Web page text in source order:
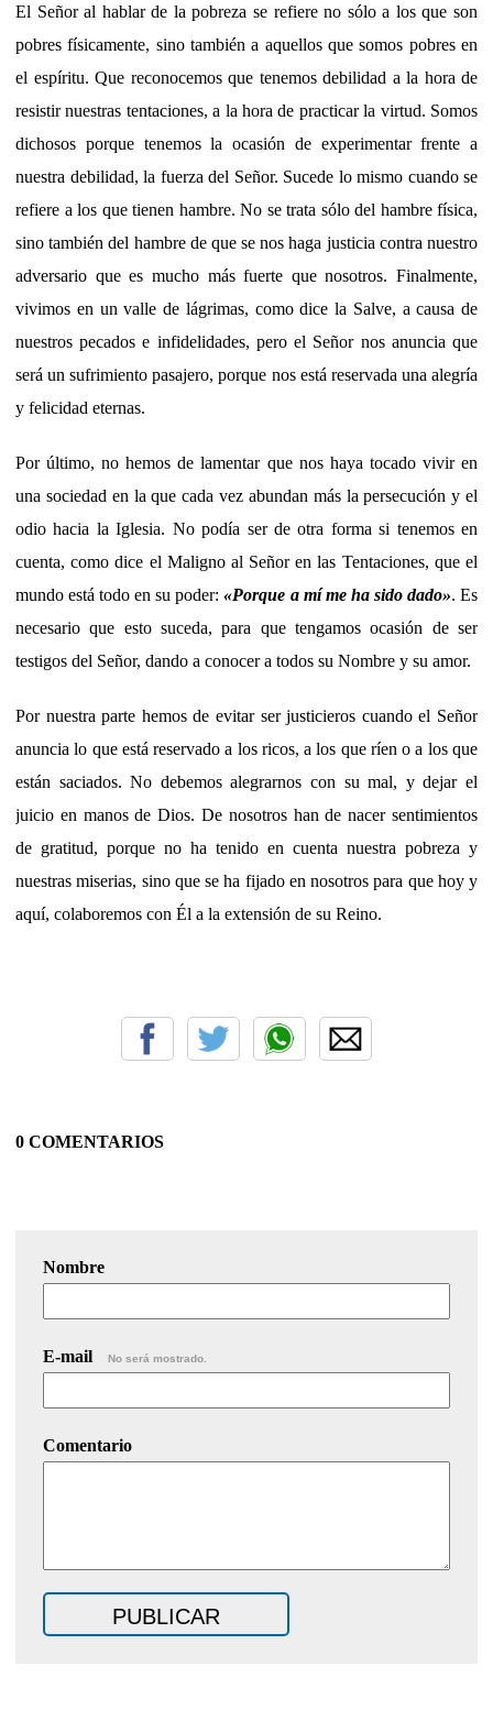
El Señor al hablar de la pobreza se refiere no sólo a los que son
pobres físicamente, sino también a aquellos que somos pobres en
el espíritu. Que reconocemos que tenemos debilidad a la hora de
resistir nuestras tentaciones, a la hora de practicar la virtud. Somos
dichosos porque tenemos la ocasión de experimentar frente a
nuestra debilidad, la fuerza del Señor. Sucede lo mismo cuando se
refiere a los que tienen hambre. No se trata sólo del hambre física,
sino también del hambre de que se nos haga justicia contra nuestro
adversario que es mucho más fuerte que nosotros. Finalmente,
vivimos en un valle de lágrimas, como dice la Salve, a causa de
nuestros pecados e infidelidades, pero el Señor nos anuncia que
será un sufrimiento pasajero, porque nos está reservada una alegría
y felicidad eternas.
Por último, no hemos de lamentar que nos haya tocado vivir en
una sociedad en la que cada vez abundan más la persecución y el
odio hacia la Iglesia. No podía ser de otra forma si tenemos en
cuenta, como dice el Maligno al Señor en las Tentaciones, que el
mundo está todo en su poder:«Porque a mí me ha sido dado». Es
necesario que esto suceda, para que tengamos ocasión de ser
testigos del Señor, dando a conocer a todos su Nombre y su amor.
Por nuestra parte hemos de evitar ser justicieros cuando el Señor
anuncia lo que está reservado a los ricos, a los que ríen o a los que
están saciados. No debemos alegrarnos con su mal, y dejar el
juicio en manos de Dios. De nosotros han de nacer sentimientos
de gratitud, porque no ha tenido en cuenta nuestra pobreza y
nuestras miserias, sino que se ha fijado en nosotros para que hoy y
aquí, colaboremos con Él a la extensión de su Reino.
0 COMENTARIOS
Nombre
E-mail No será mostrado.
Comentario